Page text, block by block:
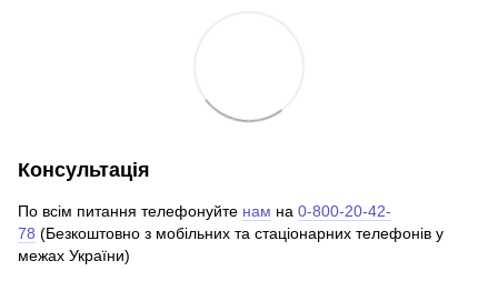
Консультація
По всім питання телефонуйте нам на 0-800-20-42-
78 (Безкоштовно з мобільних та стаціонарних телефонів у
межах України)